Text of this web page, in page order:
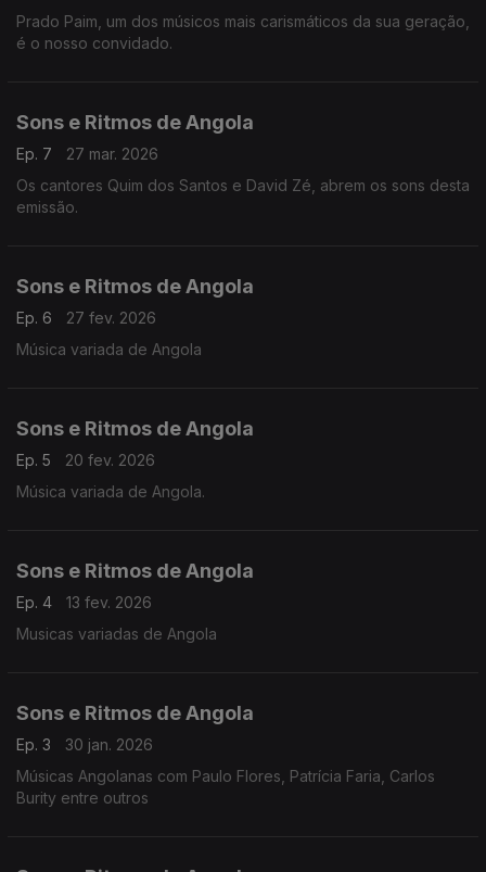
Prado Paim, um dos músicos mais carismáticos da sua geração,
é o nosso convidado.
Sons e Ritmos de Angola
Ep. 7
27 mar. 2026
Os cantores Quim dos Santos e David Zé, abrem os sons desta
emissão.
Sons e Ritmos de Angola
Ep. 6
27 fev. 2026
Música variada de Angola
Sons e Ritmos de Angola
Ep. 5
20 fev. 2026
Música variada de Angola.
Sons e Ritmos de Angola
Ep. 4
13 fev. 2026
Musicas variadas de Angola
Sons e Ritmos de Angola
Ep. 3
30 jan. 2026
Músicas Angolanas com Paulo Flores, Patrícia Faria, Carlos
Burity entre outros